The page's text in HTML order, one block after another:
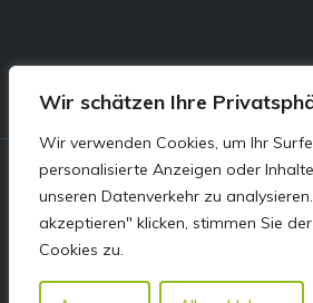
Wir schätzen Ihre
Wir verwenden Cookies, um Ihr
personalisierte Anzeigen oder
unseren Datenverkehr zu
akzeptieren" klicken, stimmen Sie
Cookies zu.
© E&S Motors GmbH,
Linzer Straße 83 4240
Freistadt